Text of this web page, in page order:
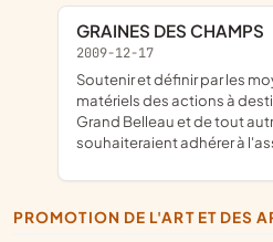
GRAINES DES CHAMPS
2009-12-17
soutenir et définir par les moyens humains, financiers et
matériels des actions à
Grand Belleau et de tout
souhaiteraient adhérer à
PROMOTION DE L'ART ET DES